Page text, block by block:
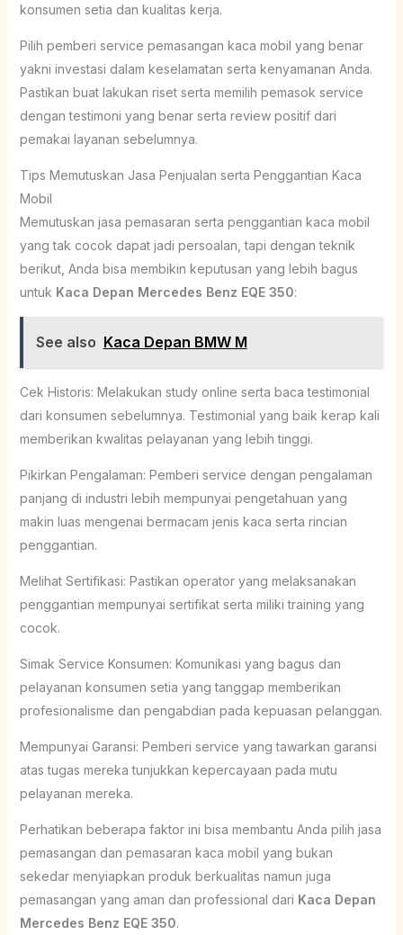
konsumen setia dan kualitas kerja.
Pilih pemberi service pemasangan kaca mobil yang benar
yakni investasi dalam keselamatan serta kenyamanan Anda.
Pastikan buat lakukan riset serta memilih pemasok service
dengan testimoni yang benar serta review positif dari
pemakai layanan sebelumnya.
Tips Memutuskan Jasa Penjualan serta Penggantian Kaca
Mobil
Memutuskan jasa pemasaran serta penggantian kaca mobil
yang tak cocok dapat jadi persoalan, tapi dengan teknik
berikut, Anda bisa membikin keputusan yang lebih bagus
untuk Kaca Depan Mercedes Benz EQE 350:
See also Kaca Depan BMW M
Cek Historis: Melakukan study online serta baca testimonial
dari konsumen sebelumnya. Testimonial yang baik kerap kali
memberikan kwalitas pelayanan yang lebih tinggi.
Pikirkan Pengalaman: Pemberi service dengan pengalaman
panjang di industri lebih mempunyai pengetahuan yang
makin luas mengenai bermacam jenis kaca serta rincian
penggantian.
Melihat Sertifikasi: Pastikan operator yang melaksanakan
penggantian mempunyai sertifikat serta miliki training yang
cocok.
Simak Service Konsumen: Komunikasi yang bagus dan
pelayanan konsumen setia yang tanggap memberikan
profesionalisme dan pengabdian pada kepuasan pelanggan.
Mempunyai Garansi: Pemberi service yang tawarkan garansi
atas tugas mereka tunjukkan kepercayaan pada mutu
pelayanan mereka.
Perhatikan beberapa faktor ini bisa membantu Anda pilih jasa
pemasangan dan pemasaran kaca mobil yang bukan
sekedar menyiapkan produk berkualitas namun juga
pemasangan yang aman dan professional dari Kaca Depan
Mercedes Benz EQE 350.